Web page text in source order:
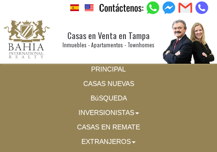
Casas en Venta en Tampa
Inmuebles - Apartamentos - Townhomes
PRINCIPAL
CASAS NUEVAS
BúSQUEDA
INVERSIONISTAS
CASAS EN REMATE
EXTRANJEROS